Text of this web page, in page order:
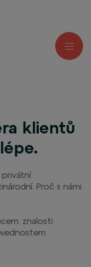
klientů
privátní
Proč s námi
znalosti